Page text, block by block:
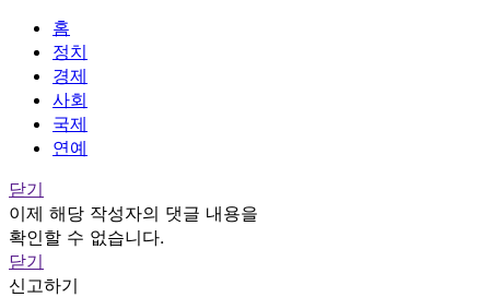
홈
정치
경제
사회
국제
연예
닫기
이제 해당 작성자의 댓글 내용을
확인할 수 없습니다.
닫기
신고하기